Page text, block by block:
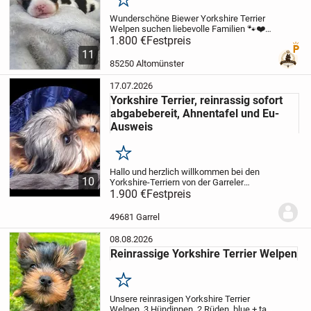
Elterntiere:Die Elterntiere sind Yorkshire Terrier. Weitere
Informationen zu den Elterntieren können bei ernsthaftem
Interesse gerne vor Ort besprochen werden.
Aufenthaltsort:Der Welpe befindet sich in Maxhütte-Haidhof,
Bayern und kann dort nach vorheriger Absprache
kennengelernt werden.
Anzeigen-Typ:Welpe / Hund abzugeben
11
Merken
Wunderschöne Biewer Yorkshire Terrier
Welpen suchen liebevolle Familien 🐾❤️
Unsere wunderschönen, reinrassigen
Biewer Yorkshire Terrier Welpen suchen
ein liebevolles und
verantwortungsbewusstes...
1.800 €Festpreis
85250 Altomünster
10
17.07.2026
Yorkshire Terrier, reinrassig sofort
abgabebereit, Ahnentafel und Eu-
Ausweis
Merken
Hallo und herzlich willkommen bei den
Yorkshire-Terriern von der Garreler
Marsch! Am 24.03.2026 hat unsere
Hündin Mira zauberhafte Yorkshire-
Terrier-Welpen zur Welt gebracht: 3 Rüden
1.900 €Festpreis
49681 Garrel
08.08.2026
Reinrassige Yorkshire Terrier Welpen
Merken
Unsere reinrasigen Yorkshire Terrier